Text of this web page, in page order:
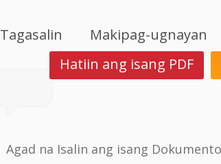
Tagasalin Makipag-ugnayan
Hatiin ang isang PDF
Agad na Isalin ang isang